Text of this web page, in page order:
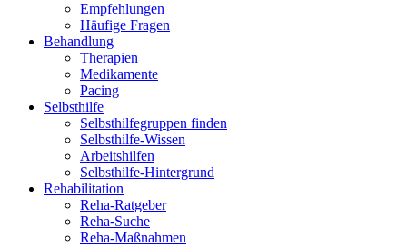
Empfehlungen
Häufige Fragen
Behandlung
Therapien
Medikamente
Pacing
Selbsthilfe
Selbsthilfegruppen finden
Selbsthilfe-Wissen
Arbeitshilfen
Selbsthilfe-Hintergrund
Rehabilitation
Reha-Ratgeber
Reha-Suche
Reha-Maßnahmen